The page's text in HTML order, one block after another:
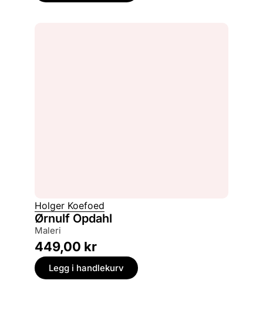
Holger Koefoed
Ørnulf Opdahl
maleri
449,00 kr
Legg i handlekurv